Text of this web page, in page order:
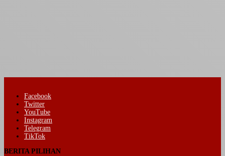
Facebook
Twitter
YouTube
Instagram
Telegram
TikTok
BERITA PILIHAN